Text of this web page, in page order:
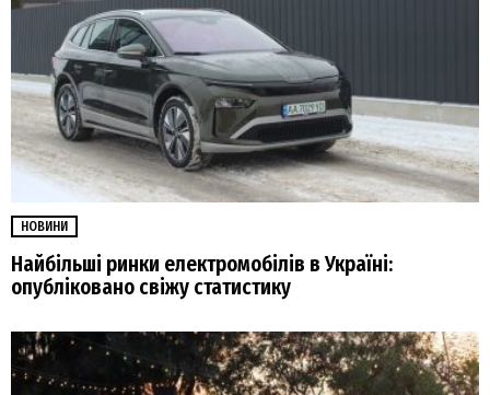
НОВИНИ
Найбільші ринки електромобілів в Україні:
опубліковано свіжу статистику